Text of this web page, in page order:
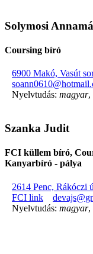
Solymosi
Coursing bíró
6900 Makó, Vasút
Nyelvtudás: magyar,
Szanka Judit
FCI küllem bíró,
Kanyarbíró - pálya
2614 Penc, Rákóczi
FCI link
Nyelvtudás: magyar,